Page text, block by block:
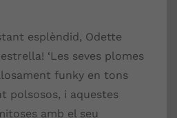
esplèndid, Odette
‘Les seves plomes
funky en tons
polsosos, i aquestes
amb el seu